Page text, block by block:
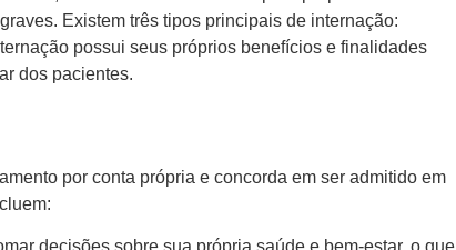
Existem três tipos principais de internação:
possui seus próprios benefícios e finalidades
dos pacientes.
por conta própria e concorda em ser admitido em
decisões sobre sua própria saúde e bem-estar, o que